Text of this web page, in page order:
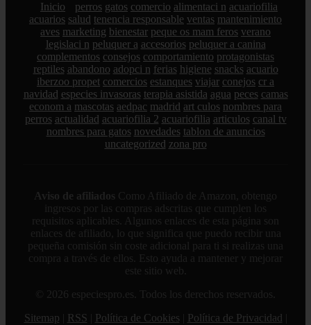
Inicio perros gatos comercio alimentaci n acuariofilia
acuarios salud tenencia responsable ventas mantenimiento
aves marketing bienestar peque os mam feros verano
legislaci n peluquer a accesorios peluquer a canina
complementos consejos comportamiento protagonistas
reptiles abandono adopci n ferias higiene snacks acuario
iberzoo propet comercios estanques viajar conejos cr a
navidad especies invasoras terapia asistida agua peces camas
econom a mascotas aedpac madrid art culos nombres para
perros actualidad acuariofilia 2 acuariofilia articulos canal tv
nombres para gatos novedades tablon de anuncios
uncategorized zona pro
Aviso de afiliados Como Afiliado de Amazon, obtengo
ingresos por las compras adscritas que cumplen los
requisitos aplicables. Algunos enlaces de esta página son
enlaces de afiliado, lo que significa que puedo recibir una
pequeña comisión sin coste adicional para ti si realizas una
compra a través de ellos. Esto ayuda a mantener y mejorar
este sitio web.
© 2026 especiespro.es. Todos los derechos reservados.
Sitemap
RSS Política de Cookies Política de Privacidad